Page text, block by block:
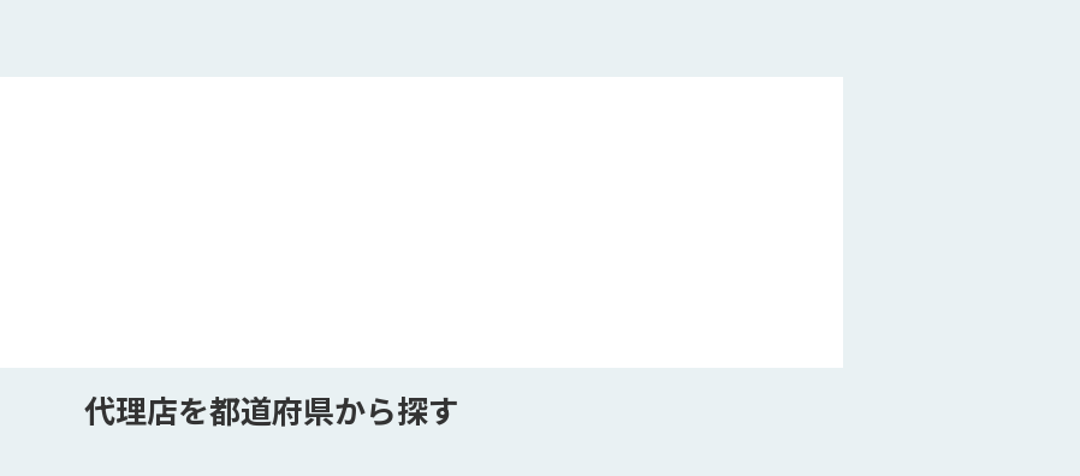
代理店を都道府県から探す